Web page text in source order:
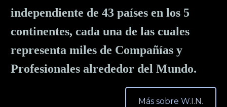
independiente de 43 países en los 5
continentes, cada una de las cuales
representa miles de Compañías y
Profesionales alrededor del Mundo.
Más sobre W.I.N.